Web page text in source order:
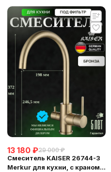
13 180 ₽29 000 ₽
Смеситель KAISER 26744-3
Merkur для кухни, с краном